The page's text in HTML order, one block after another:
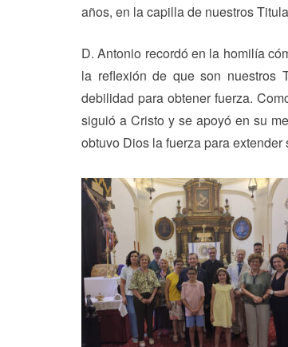
años, en la capilla de nuestros
D. Antonio recordó en la homilía
la reflexión de que son nuestros
debilidad para obtener fuerza.
siguió a Cristo y se apoyó en su
obtuvo Dios la fuerza para extender